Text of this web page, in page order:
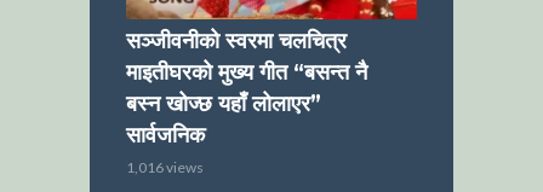
सञ्जीवनीको स्वरमा चलचित्र
माइतीघरको मुख्य गीत “बसन्त नै
बस्न खोज्छ यहाँ लोलाएर”
सार्वजनिक
1,016 views